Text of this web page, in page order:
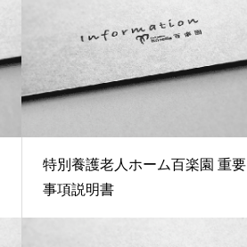
特別養護老人ホーム百楽園 重要
事項説明書